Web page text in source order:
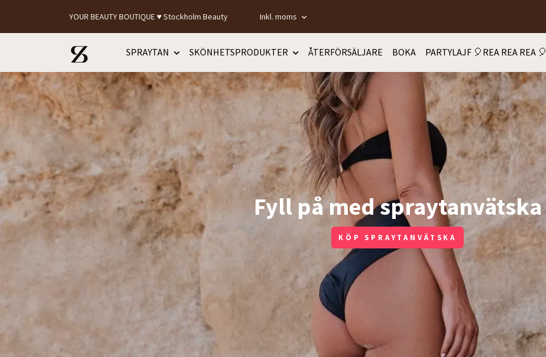
YOUR BEAUTY BOUTIQUE ♥ Stockholm Beauty Inkl. moms
SPRAYTAN SKÖNHETSPRODUKTER ÅTERFÖRSÄLJARE BOKA PARTYLAJF 🎈REA REA REA 🎈
Fyll på med spraytanvätska
KÖP SPRAYTANVÄTSKA